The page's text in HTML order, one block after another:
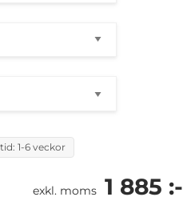
1-6 veckor
exkl. moms 1 885 :-